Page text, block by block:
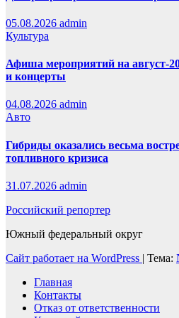
05.08.2026 admin
Культура
Афиша мероприятий на август-
и концерты
04.08.2026 admin
Авто
Гибриды оказались весьма
топливного кризиса
31.07.2026 admin
Российский репортер
Южный федеральный округ
Сайт работает на WordPress | Тема:
Главная
Контакты
Отказ от ответственности